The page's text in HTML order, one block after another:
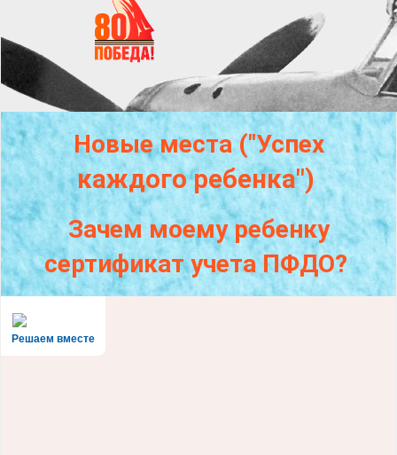
Новые места ("Успех
каждогоребенка")
Зачем моему ребенку
сертификат учета ПФДО?
Решаем вместе